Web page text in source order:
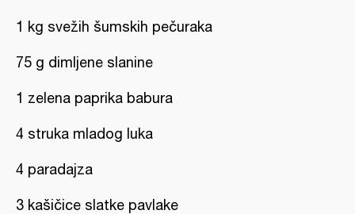
1 kg svežih šumskih pečuraka
75 g dimljene slanine
1 zelena paprika babura
4 struka mladog luka
4 paradajza
3 kašičice slatke pavlake